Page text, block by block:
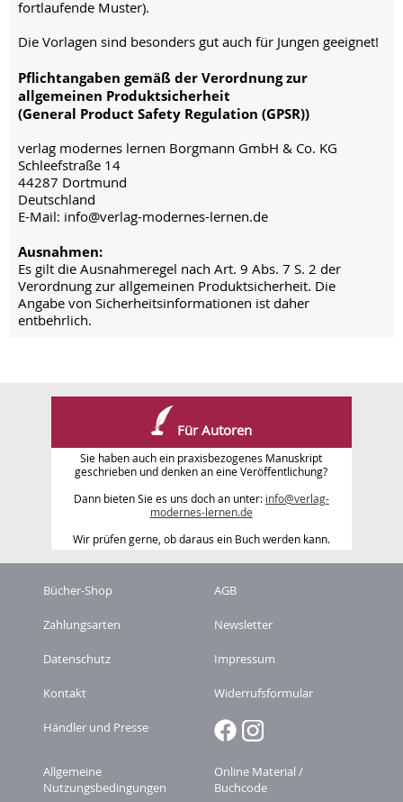
fortlaufende Muster).
Die Vorlagen sind besonders gut auch für Jungen geeignet!
Pflichtangaben gemäß der Verordnung zur
allgemeinen Produktsicherheit
(General Product Safety Regulation (GPSR))
verlag modernes lernen Borgmann GmbH & Co. KG
Schleefstraße 14
44287 Dortmund
Deutschland
E-Mail: info@verlag-modernes-lernen.de
Ausnahmen:
Es gilt die Ausnahmeregel nach Art. 9 Abs. 7 S. 2 der
Verordnung zur allgemeinen Produktsicherheit. Die
Angabe von Sicherheitsinformationen ist daher
entbehrlich.
Für Autoren
Sie haben auch ein praxisbezogenes Manuskript
geschrieben und denken an eine Veröffentlichung?
Dann bieten Sie es uns doch an unter: info@verlag-
modernes-lernen.de
Wir prüfen gerne, ob daraus ein Buch werden kann.
Bücher-Shop AGB
Zahlungsarten Newsletter
Datenschutz Impressum
Kontakt Widerrufsformular
Händler und Presse
Allgemeine
Nutzungsbedingungen
Online Material /
Buchcode